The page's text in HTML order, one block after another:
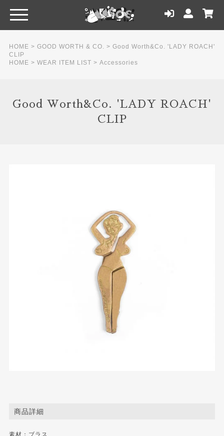
HOME > GOOD WORTH & CO. > Good Worth&Co. 'LADY ROACH'
CLIP
HOME > WEAR ITEM LIST > Accessories
Good Worth&Co. 'LADY ROACH'
CLIP
商品詳細
素材：ブラス